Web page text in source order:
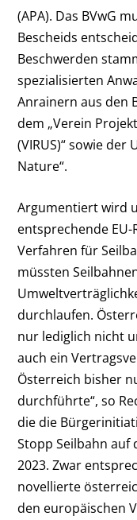
(APA). Das BVwG
Bescheids
Beschwerden
spezialisierten
Anrainern aus den
dem „Verein
(VIRUS)“ sowie
Nature“.
Argumentiert wird
entsprechende
Verfahren für
müssten
durchlaufen.
nur lediglich nicht
auch ein
Österreich bisher
durchführte“, so
die die
Stopp Seilbahn auf
2023. Zwar
novellierte
den europäischen